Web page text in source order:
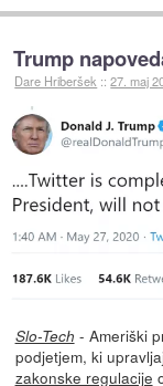
Trump
Dare Hriberšek ::27. maj
Slo-Tech - Ameriški
podjetjem, ki
zakonske regulacije